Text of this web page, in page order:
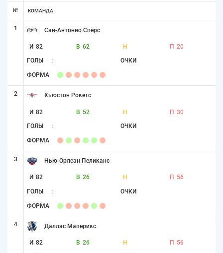
№ КОМАНДА
1 Сан-Антонио Спёрс
И 82 В 62 Н П 20
ГОЛЫ : ОЧКИ
ФОРМА
2 Хьюстон Рокетс
И 82 В 52 Н П 30
ГОЛЫ : ОЧКИ
ФОРМА
3 Нью-Орлеан Пеликанс
И 82 В 26 Н П 56
ГОЛЫ : ОЧКИ
ФОРМА
4 Даллас Маверикс
И 82 В 26 Н П 56